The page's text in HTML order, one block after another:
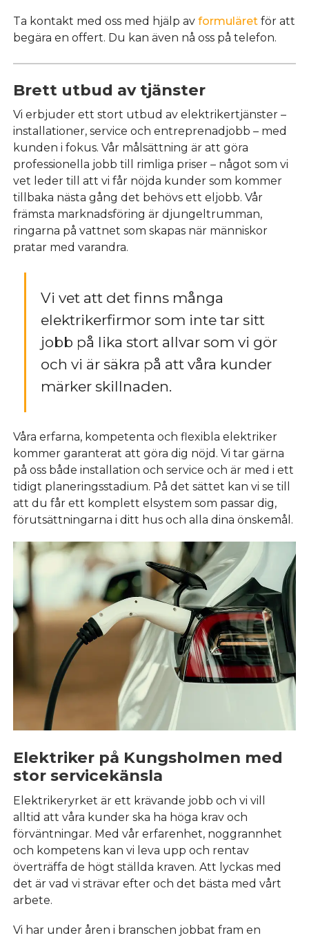
Ta kontakt med oss med hjälp avformuläret för att
begära en offert. Du kan även nå oss på telefon.
Brett utbud av tjänster
Vi erbjuder ett stort utbud av elektrikertjänster –
installationer, service och entreprenadjobb – med
kunden i fokus. Vår målsättning är att göra
professionella jobb till rimliga priser – något som vi
vet leder till att vi får nöjda kunder som kommer
tillbaka nästa gång det behövs ett eljobb. Vår
främsta marknadsföring är djungeltrumman,
ringarna på vattnet som skapas när människor
pratar med varandra.
Vi vet att det finns många
elektrikerfirmor som inte tar sitt
jobb på lika stort allvar som vi gör
och vi är säkra på att våra kunder
märker skillnaden.
Våra erfarna, kompetenta och flexibla elektriker
kommer garanterat att göra dig nöjd. Vi tar gärna
på oss både installation och service och är med i ett
tidigt planeringsstadium. På det sättet kan vi se till
att du får ett komplett elsystem som passar dig,
förutsättningarna i ditt hus och alla dina önskemål.
Elektriker på Kungsholmen med
stor servicekänsla
Elektrikeryrket är ett krävande jobb och vi vill
alltid att våra kunder ska ha höga krav och
förväntningar. Med vår erfarenhet, noggrannhet
och kompetens kan vi leva upp och rentav
överträffa de högt ställda kraven. Att lyckas med
det är vad vi strävar efter och det bästa med vårt
arbete.
Vi har under åren i branschen jobbat fram en